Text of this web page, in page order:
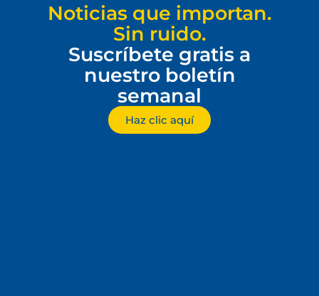
Noticias que importan.
Sin ruido.
Suscríbete gratis a
nuestro boletín
semanal
Haz clic aquí